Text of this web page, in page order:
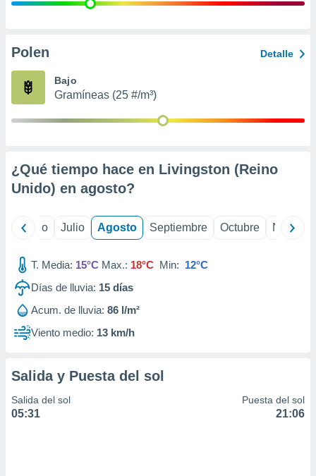
e
publicidad
Polen Detalle
Bajo
Gramíneas (25 #/m³)
¿Qué tiempo hace en Livingston (Reino
Unido) en agosto?
Junio Julio Agosto Septiembre Octubre
T. Media: 15°C Max.: 18°C Min: 12°C
Días de lluvia: 15 días
Acum. de lluvia: 86 l/m²
Viento medio: 13 km/h
Salida y Puesta del sol
Salida del sol
05:31
Puesta del sol
21:06